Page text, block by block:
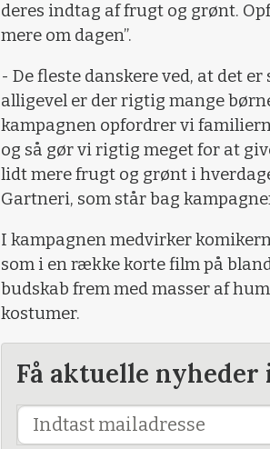
deres indtag af frugt og grønt.
mere om dagen”.
- De fleste danskere ved, at det
alligevel er der rigtig mange
kampagnen opfordrer vi
og så gør vi rigtig meget for at
lidt mere frugt og grønt i
Gartneri, som står bag
I kampagnen medvirker
som i en række korte film på
budskab frem med masser af
kostumer.
Få aktuelle nyheder